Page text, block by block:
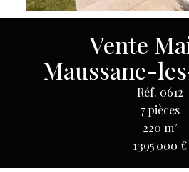
Vente
Maussane-
Réf. 0612
7 pièces
220 m²
1 395 000 €